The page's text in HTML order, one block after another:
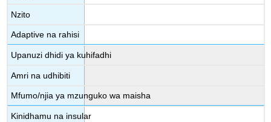
Nzito
Adaptive na rahisi
Upanuzi dhidi ya kuhifadhi
Amri na udhibiti
Mfumo/njia ya mzunguko wa maisha
Kinidhamu na insular